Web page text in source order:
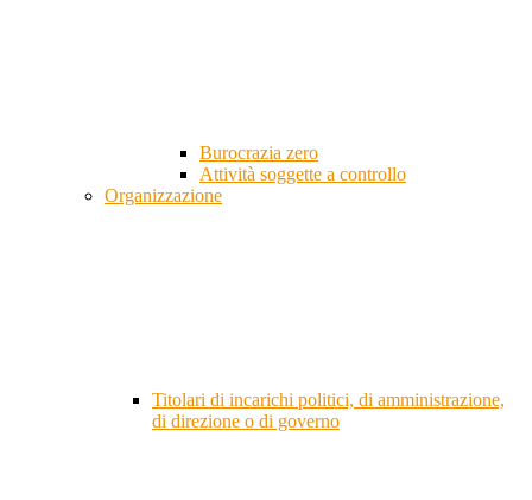
Burocrazia zero
Attività soggette a controllo
Organizzazione
Titolari di incarichi politici, di amministrazione,
di direzione o di governo